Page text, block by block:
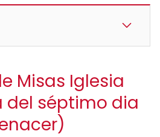
Misas Iglesia
del séptimo dia